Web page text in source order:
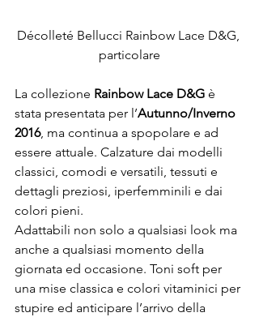
Décolleté Bellucci Rainbow Lace D&G,
particolare
La collezione Rainbow Lace D&G è
stata presentata per l’Autunno/Inverno
2016, ma continua a spopolare e ad
essere attuale. Calzature dai modelli
classici, comodi e versatili, tessuti e
dettagli preziosi, iperfemminili e dai
colori pieni.
Adattabili non solo a qualsiasi look ma
anche a qualsiasi momento della
giornata ed occasione. Toni soft per
una mise classica e colori vitaminici per
stupire ed anticipare l’arrivo della